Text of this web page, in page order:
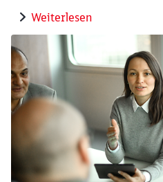
Weiterlesen